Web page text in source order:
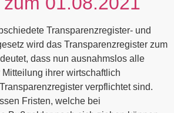
Transparenzregister- und
wird das Transparenzregister zum
dass nun ausnahmslos alle
ihrer wirtschaftlich
verpflichtet sind.
Fristen, welche bei